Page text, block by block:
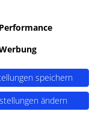
Bereiche
regelmäßiges
Performance
speichern
ändern